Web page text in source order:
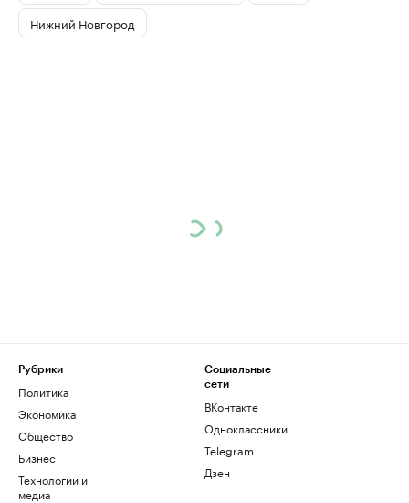
Нижний Новгород
Рубрики
Политика
Экономика
Общество
Бизнес
Технологии и
медиа
Социальные
сети
ВКонтакте
Одноклассники
Telegram
Дзен